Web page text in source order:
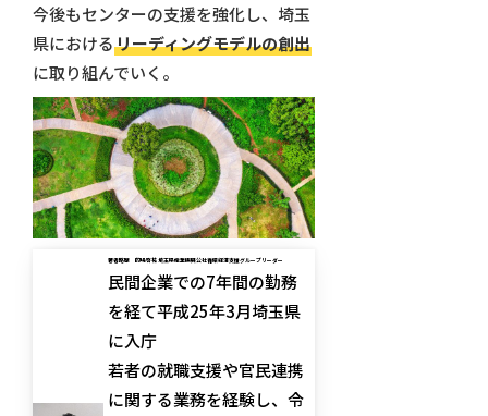
今後もセンターの支援を強化し、埼玉
県におけるリーディングモデルの創出
に取り組んでいく。
著者略歴的場啓祐 埼玉県産業振興公社循環経済支援グループリーダー
民間企業での7年間の勤務
を経て平成25年3月埼玉県
に入庁
若者の就職支援や官民連携
に関する業務を経験し、令